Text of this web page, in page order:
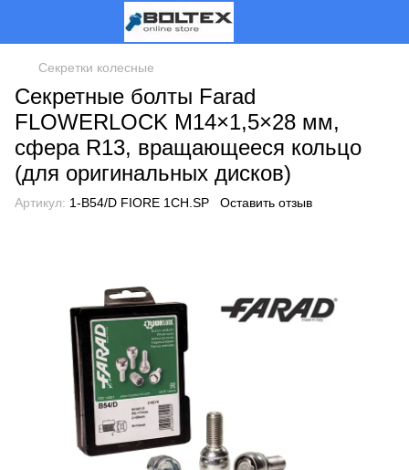
Секретки колесные
Секретные болты Farad
FLOWERLOCK M14×1,5×28 мм,
сфера R13, вращающееся кольцо
(для оригинальных дисков)
Артикул: 1-B54/D FIORE 1CH.SP Оставить отзыв